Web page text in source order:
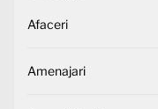
Afaceri
Amenajari